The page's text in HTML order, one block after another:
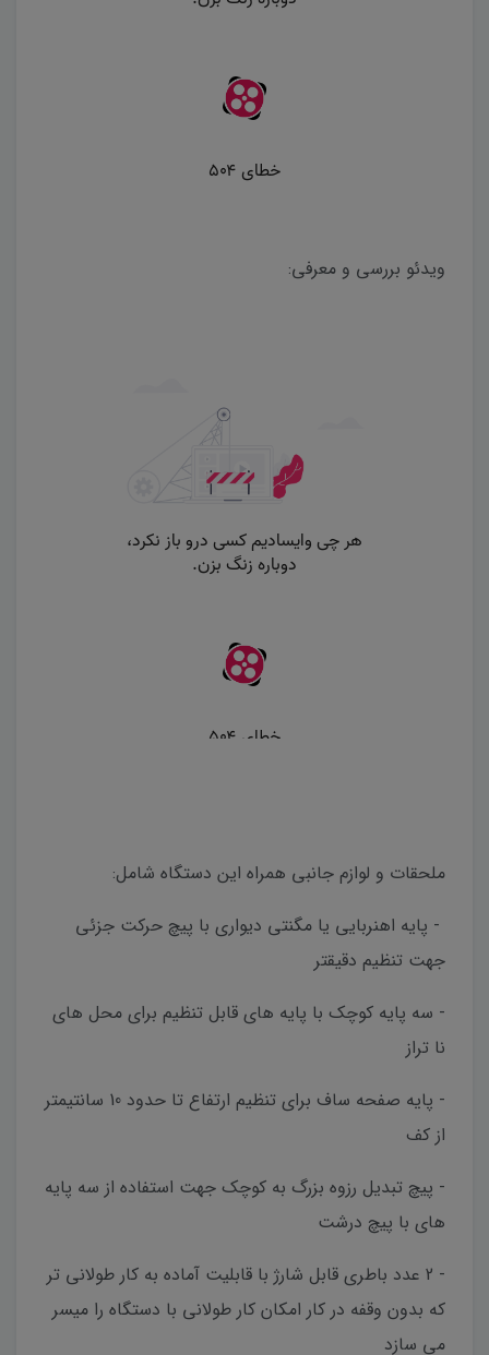
ویدئو بررسی و معرفی:
ملحقات و لوازم جانبی همراه این دستگاه شامل:
- پایه اهنربایی یا مگنتی دیواری با پیچ حرکت جزئی
جهت تنظیم دقیقتر
- سه پایه کوچک با پایه های قابل تنظیم برای محل های
نا تراز
- پایه صفحه ساف برای تنظیم ارتفاع تا حدود 10 سانتیمتر
از کف
- پیچ تبدیل رزوه بزرگ به کوچک جهت استفاده از سه پایه
های با پیچ درشت
- 2 عدد باطری قابل شارژ با قابلیت آماده به کار طولانی تر
که بدون وقفه در کار امکان کار طولانی با دستگاه را میسر
می سازد